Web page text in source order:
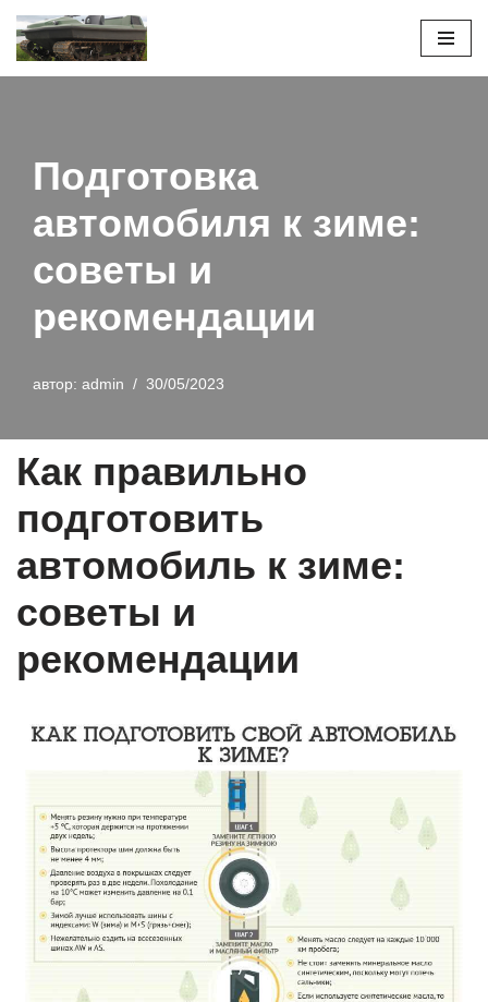
Перейти
Подготовка
автомобиля к зиме:
советы и
рекомендации
автор: admin 30/05/2023
Как правильно
подготовить
автомобиль к зиме:
советы и
рекомендации